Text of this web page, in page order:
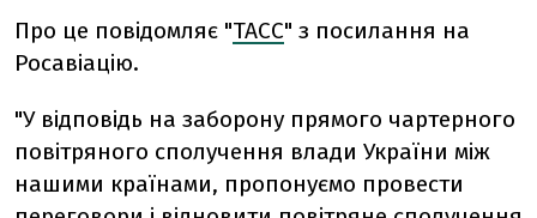
Про це повідомляє "ТАСС" з посилання на
Росавіацію.
"У відповідь на заборону прямого чартерного
повітряного сполучення влади України між
нашими країнами, пропонуємо провести